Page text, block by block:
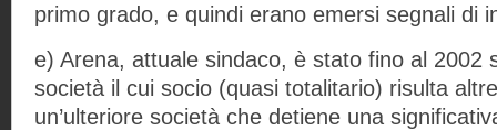
primo grado, e quindi erano emersi segnali di
e) Arena, attuale sindaco, è stato fino al 2002
società il cui socio (quasi totalitario) risulta
un’ulteriore società che detiene una